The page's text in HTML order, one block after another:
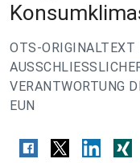
OTS-ORIGINALTEXT
VERANTWORTUNG
EUN